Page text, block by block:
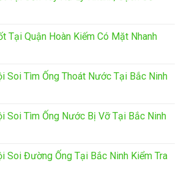
Tại Quận Hoàn Kiếm Có Mặt Nhanh
Soi Tìm Ống Thoát Nước Tại Bắc Ninh
Soi Tìm Ống Nước Bị Vỡ Tại Bắc Ninh
Soi Đường Ống Tại Bắc Ninh Kiểm Tra